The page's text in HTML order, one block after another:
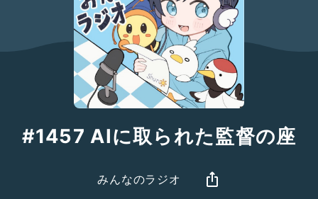
#1457 AIに取られた監督の座
みんなのラジオ